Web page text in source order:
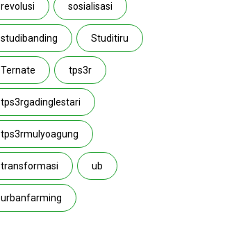
revolusi sosialisasi
studibanding Studitiru
Ternate tps3r
tps3rgadinglestari
tps3rmulyoagung
transformasi ub
urbanfarming